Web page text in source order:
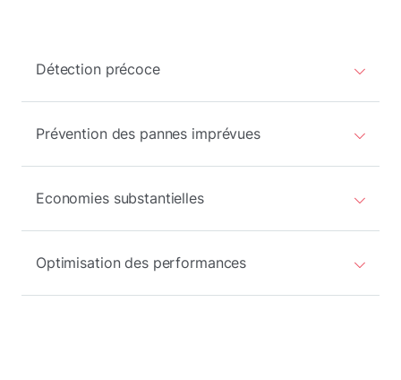
Détection précoce
Prévention des pannes imprévues
Economies substantielles
Optimisation des performances